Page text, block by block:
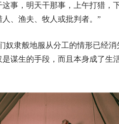
事，明天干那事，上午打猎，
、渔夫、牧人或批判者。”
奴隶般地服从分工的情形已经
谋生的手段，而且本身成了生